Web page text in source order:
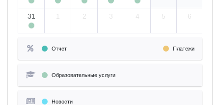
31 2 3 4 5 6
Отчет Платежи
Образовательные услуги
Новости